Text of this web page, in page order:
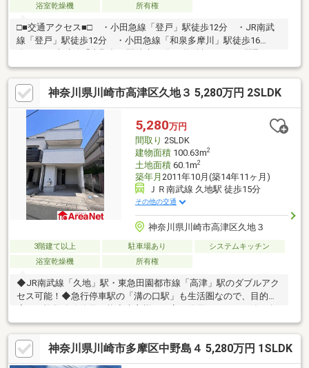
浴室乾燥機
所有権
□■交通アクセス■□ ・小田急線「登戸」駅徒歩12分 ・JR南武
線「登戸」駅徒歩12分 ・小田急線「和泉多摩川」駅徒歩16
4LDK＋小屋裏収納・床下収納 ●平成10年（1998年）2月築 ●土
地面積 83.27㎡ 建物面積 85.05㎡ ●再開発の進む登戸駅ま
で徒歩12分の立地 ●周辺は閑静な住宅街 ●南東側から暖かな陽
光が差し込む陽当りの良いLDK ●全居室6帖以上を確保＋収納付
き ●明るい南東向きのバルコニー ●前面道路は幅員約6.0ｍのた
め開放感があり、車の出し入れもしやすいです ●全ての駅にフ
ラットアクセス
神奈川県川崎市高津区久地３ 5,280万円 2SLDK
5,280万円
間取り 2SLDK
建物面積100.63m2
土地面積60.1m2
築年月 2011年10月(築14年11ヶ月)
ＪＲ南武線 久地駅 徒歩15分
その他の交通
神奈川県川崎市高津区久地３
3階建て以上 駐車場あり
システムキッチン
浴室乾燥機
所有権
◆JR南武線「久地」駅・東急田園都市線「高津」駅のダブルアク
セス可能！◆急行停車駅の「溝の口駅」も生活圏なので、目的に
の美邸！◆キッチンからリビングが見渡せる開放的な間取り◆L
型キッチン＋食洗機付きで日々の家事負担を軽減◆広々としたリ
ビング空間は家族団欒にぴったり◆在宅ワークにも便利なワーク
スペース完備◆浴室乾燥機付きで雨の日のお洗濯も安心◆1階と3
神奈川県川崎市多摩区中野島４ 5,280万円 1SLDK